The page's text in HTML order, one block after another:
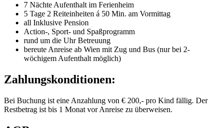
7 Nächte Aufenthalt im Ferienheim
5 Tage 2 Reiteinheiten á 50 Min. am Vormittag
all Inklusive Pension
Action-, Sport- und Spaßprogramm
rund um die Uhr Betreuung
bereute Anreise ab Wien mit Zug und Bus (nur bei 2-
wöchigem Aufenthalt möglich)
Zahlungskonditionen:
Bei Buchung ist eine Anzahlung von € 200,- pro Kind fällig. Der
Restbetrag ist bis 1 Monat vor Anreise zu überweisen.